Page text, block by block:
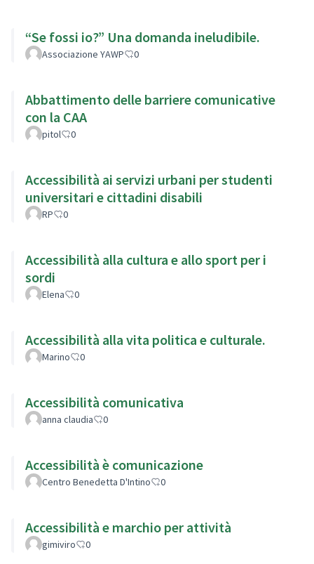
“Se fossi io?” Una domanda ineludibile.
Associazione YAWP 0
Abbattimento delle barriere comunicative
con la CAA
pitol 0
Accessibilità ai servizi urbani per studenti
universitari e cittadini disabili
RP 0
Accessibilità alla cultura e allo sport per i
sordi
Elena 0
Accessibilità alla vita politica e culturale.
Marino 0
Accessibilità comunicativa
anna claudia 0
Accessibilità è comunicazione
Centro Benedetta D'Intino 0
Accessibilità e marchio per attività
gimiviro 0